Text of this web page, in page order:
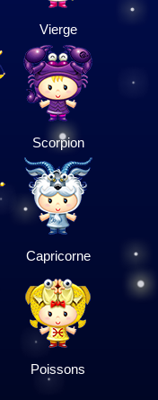
Vierge
Scorpion
Capricorne
Poissons